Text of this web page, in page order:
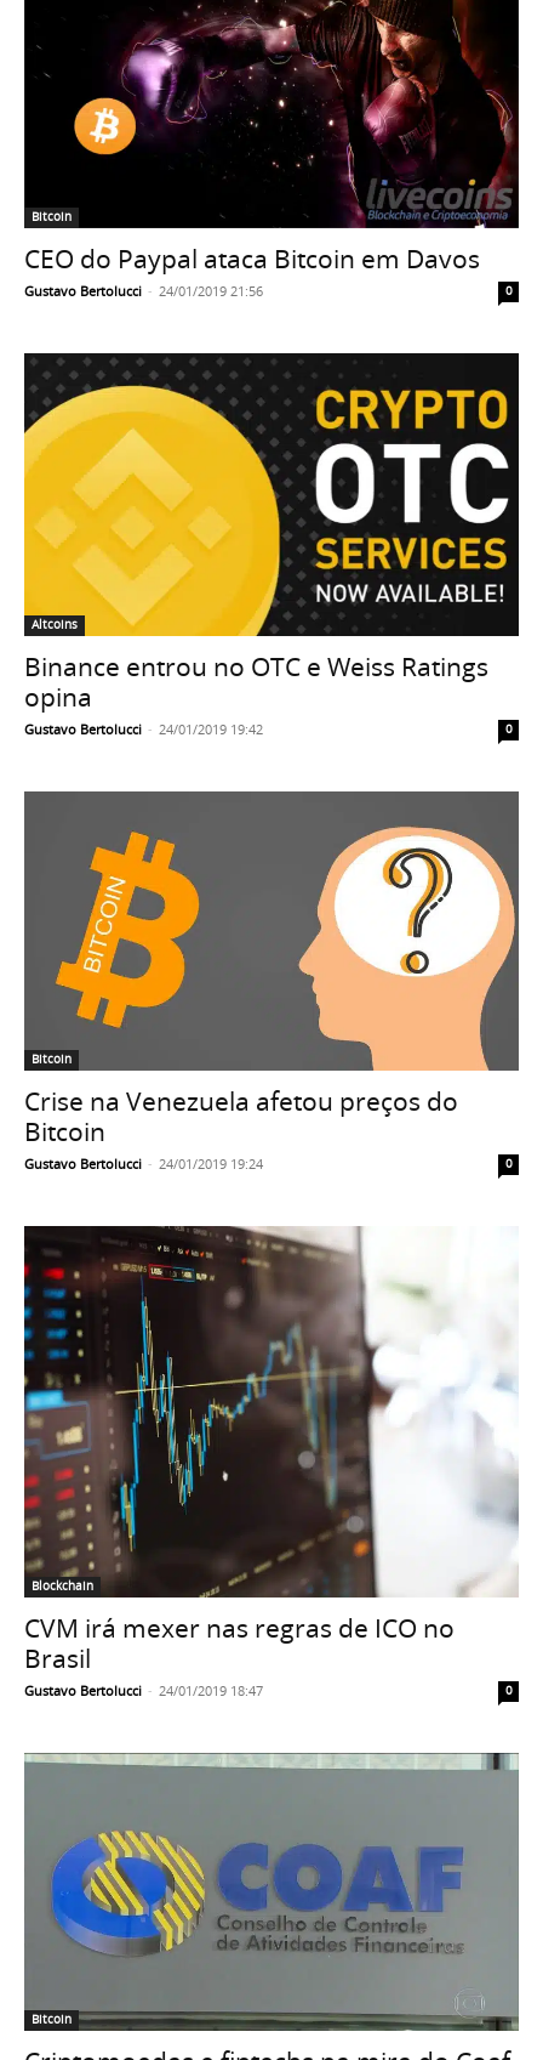
Bitcoin
CEO do Paypal ataca Bitcoin em Davos
Gustavo Bertolucci - 24/01/2019 21:56 0
Altcoins
Binance entrou no OTC e Weiss Ratings
opina
Gustavo Bertolucci - 24/01/2019 19:42 0
Bitcoin
Crise na Venezuela afetou preços do
Bitcoin
Gustavo Bertolucci - 24/01/2019 19:24 0
Blockchain
CVM irá mexer nas regras de ICO no
Brasil
Gustavo Bertolucci - 24/01/2019 18:47 0
Bitcoin